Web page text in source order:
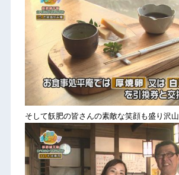
そして飫肥の皆さんの素敵な笑顔も盛り沢山